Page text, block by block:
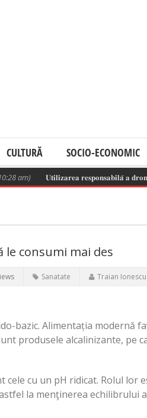
CULTURĂ SOCIO-ECONOMIC
𝐔𝐭𝐢𝐥𝐢𝐳𝐚𝐫𝐞𝐚 𝐫𝐞𝐬𝐩𝐨𝐧𝐬𝐚𝐛𝐢𝐥𝐚̆ 𝐚 𝐝𝐫𝐨𝐧𝐞𝐥𝐨𝐫
le consumi mai des
Sanatate Traian Ionescu
bazic. Alimentația modernă
produsele alcalinizante, pe
cu un pH ridicat. Rolul lor
la menţinerea echilibrului